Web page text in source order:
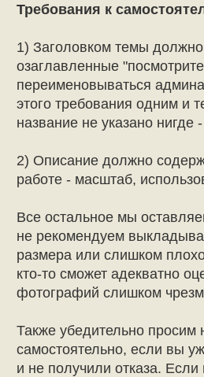
Требования к
1) Заголовком темы
озаглавленные
переименовываться
этого требования одним и
название не указано нигде
2) Описание должно
работе - масштаб,
Все остальное мы
не рекомендуем
размера или слишком
кто-то сможет адекватно
фотографий слишком
Также убедительно просим
самостоятельно, если вы
и не получили отказа.